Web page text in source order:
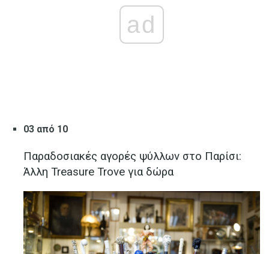
ad
03 από 10
Παραδοσιακές αγορές ψύλλων στο Παρίσι:
Άλλη Treasure Trove για δώρα